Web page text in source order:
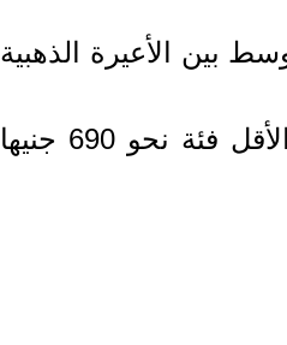
الذهب عيار 18 وهو الأوسط بين الأعيرة الذهبية
بينما سجل سعر جرام الذهب عيار 14 وهو الأقل فئة نحو 690 جنيها